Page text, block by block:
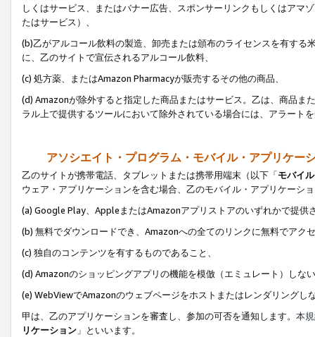
しくはサービス、またはバナー広告、スポンサーリンクもしくはアマ
たはサービス）、
(b)乙がアルコール飲料の製造、卸売または頒布のライセンスを有す
に、乙のサイトで宣伝されるアルコール飲料、
(c) 処方薬、またはAmazon Pharmacyが販売するその他の商品、
(d) Amazonが除外すると指定した商品またはサービス。乙は、商品ま
ラル上で提供するツールにおいて除外されている場合には、アラート
アソシエイト・プログラム・モバイル・アプリケー
乙のサイトが携帯電話、タブレットまたは携帯用端末（以下「モバイ
ウェア・アプリケーションを含む場合、乙のモバイル・アプリケーシ
(a) Google Play、AppleまたはAmazonアプリストアのいずれかで提供
(b) 無料でダウンロードでき、Amazonへの全てのリンクに無料でアク
(c) 独自のコンテンツを有するものであること、
(d) Amazonのショッピングアプリの機能を模倣（エミュレート）しな
(e) WebViewでAmazonのウェブページをホストまたはレンダリングし
甲は、乙のアプリケーションを審査し、参加の可否を通知します。 本
リケーション 」といいます。